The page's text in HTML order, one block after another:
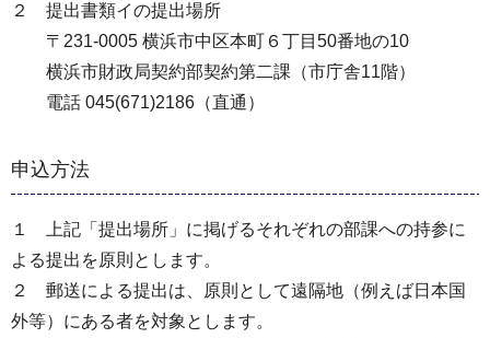
２ 提出書類イの提出場所
〒231-0005 横浜市中区本町６丁目50番地の10
横浜市財政局契約部契約第二課（市庁舎11階）
電話 045(671)2186（直通）
申込方法
１ 上記「提出場所」に掲げるそれぞれの部課への持参に
よる提出を原則とします。
２ 郵送による提出は、原則として遠隔地（例えば日本国
外等）にある者を対象とします。